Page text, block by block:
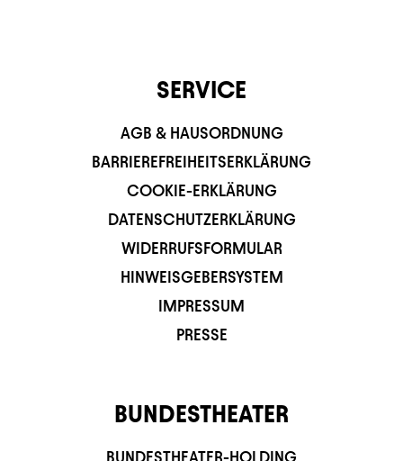
SERVICE
AGB & HAUSORDNUNG
BARRIEREFREIHEITSERKLÄRUNG
COOKIE-ERKLÄRUNG
DATENSCHUTZERKLÄRUNG
WIDERRUFSFORMULAR
HINWEISGEBERSYSTEM
IMPRESSUM
PRESSE
BUNDESTHEATER
BUNDESTHEATER-HOLDING